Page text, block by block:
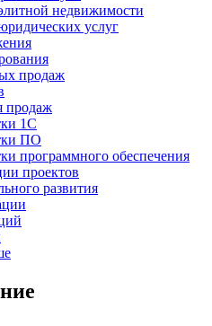
недвижимости
услуг
продаж
продаж
1С
ПО
программного обеспечения
проектов
развития